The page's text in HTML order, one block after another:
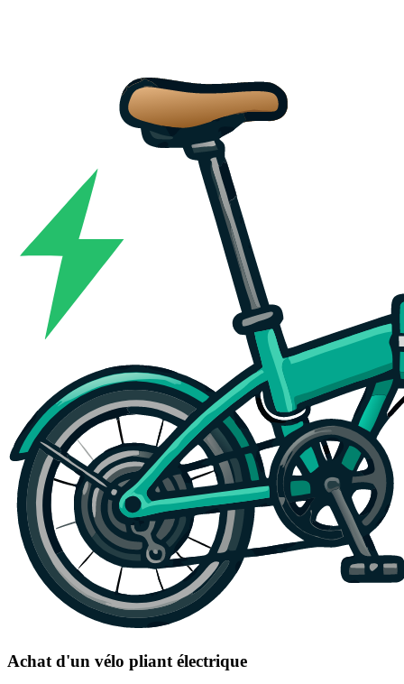
Achat d'un vélo pliant électrique